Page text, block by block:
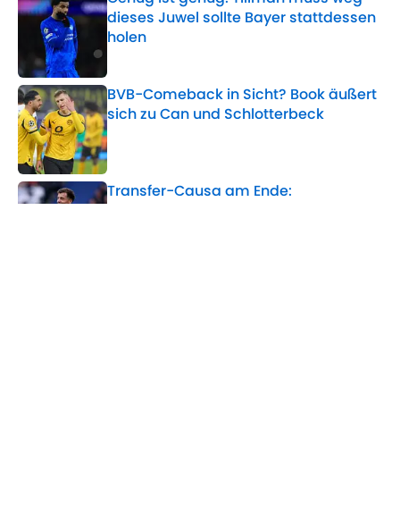
dieses Juwel sollte Bayer stattdessen
holen
BVB-Comeback in Sicht? Book äußert
sich zu Can und Schlotterbeck
Published by on Invalid Date
Transfer-Causa am Ende: